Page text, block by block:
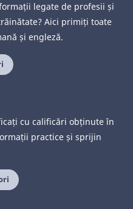
legate de profesii și
Aici primiți toate
și engleză.
cu calificări obținute în
practice și sprijin